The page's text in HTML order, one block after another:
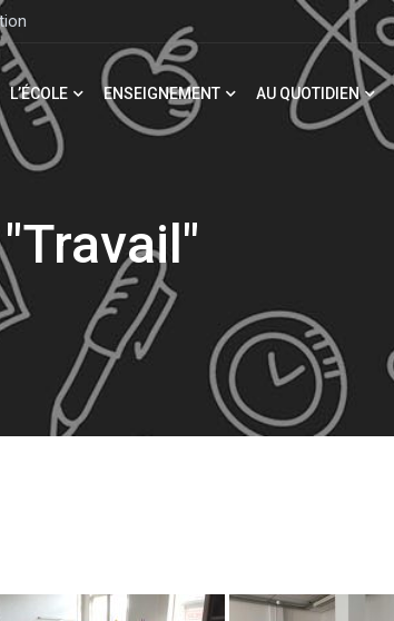
L’ÉCOLE ENSEIGNEMENT AU QUOTIDIEN